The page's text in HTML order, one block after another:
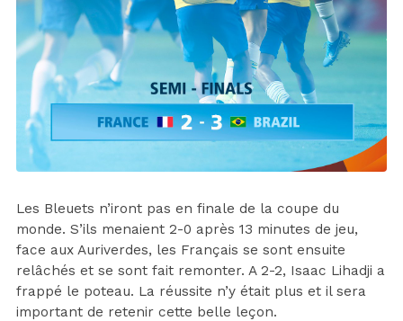
Les Bleuets n’iront pas en finale de la coupe du
monde. S’ils menaient 2-0 après 13 minutes de jeu,
face aux Auriverdes, les Français se sont ensuite
relâchés et se sont fait remonter. A 2-2, Isaac Lihadji a
frappé le poteau. La réussite n’y était plus et il sera
important de retenir cette belle leçon.